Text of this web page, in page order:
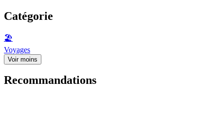
Catégorie
🏖
Voyages
Voir moins
Recommandations